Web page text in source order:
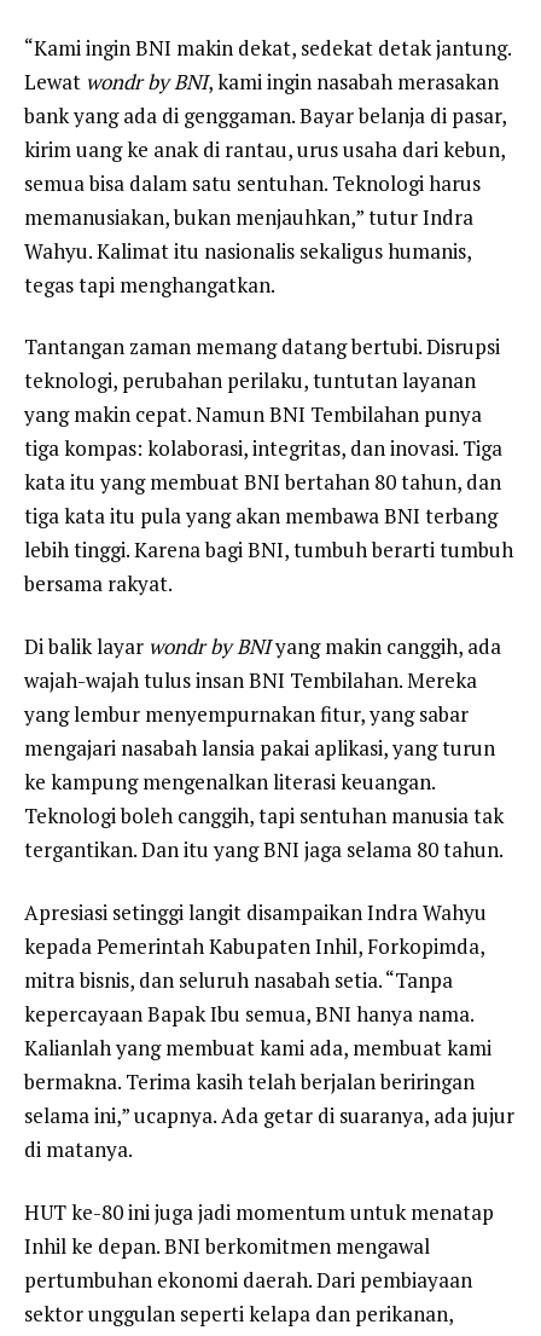
“Kami ingin BNI makin dekat, sedekat detak jantung.
Lewat wondr by BNI, kami ingin nasabah merasakan
bank yang ada di genggaman. Bayar belanja di pasar,
kirim uang ke anak di rantau, urus usaha dari kebun,
semua bisa dalam satu sentuhan. Teknologi harus
memanusiakan, bukan menjauhkan,” tutur Indra
Wahyu. Kalimat itu nasionalis sekaligus humanis,
tegas tapi menghangatkan.
Tantangan zaman memang datang bertubi. Disrupsi
teknologi, perubahan perilaku, tuntutan layanan
yang makin cepat. Namun BNI Tembilahan punya
tiga kompas: kolaborasi, integritas, dan inovasi. Tiga
kata itu yang membuat BNI bertahan 80 tahun, dan
tiga kata itu pula yang akan membawa BNI terbang
lebih tinggi. Karena bagi BNI, tumbuh berarti tumbuh
bersama rakyat.
Di balik layar wondr by BNIyang makin canggih, ada
wajah-wajah tulus insan BNI Tembilahan. Mereka
yang lembur menyempurnakan fitur, yang sabar
mengajari nasabah lansia pakai aplikasi, yang turun
ke kampung mengenalkan literasi keuangan.
Teknologi boleh canggih, tapi sentuhan manusia tak
tergantikan. Dan itu yang BNI jaga selama 80 tahun.
Apresiasi setinggi langit disampaikan Indra Wahyu
kepada Pemerintah Kabupaten Inhil, Forkopimda,
mitra bisnis, dan seluruh nasabah setia. “Tanpa
kepercayaan Bapak Ibu semua, BNI hanya nama.
Kalianlah yang membuat kami ada, membuat kami
bermakna. Terima kasih telah berjalan beriringan
selama ini,” ucapnya. Ada getar di suaranya, ada jujur
di matanya.
HUT ke-80 ini juga jadi momentum untuk menatap
Inhil ke depan. BNI berkomitmen mengawal
pertumbuhan ekonomi daerah. Dari pembiayaan
sektor unggulan seperti kelapa dan perikanan,